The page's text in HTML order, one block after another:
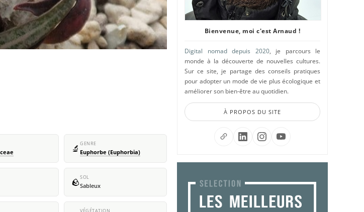
🔬 GENRE
Euphorbe (Euphorbia)
🪨SOL
Sableux
Bienvenue, moi c'est Arnaud !
Digital nomad depuis 2020, je parcours le
monde à la découverte de nouvelles cultures.
Sur ce site, je partage des conseils pratiques
pour adopter un mode de vie plus écologique et
améliorer son bien-être au quotidien.
À PROPOS DU SITE